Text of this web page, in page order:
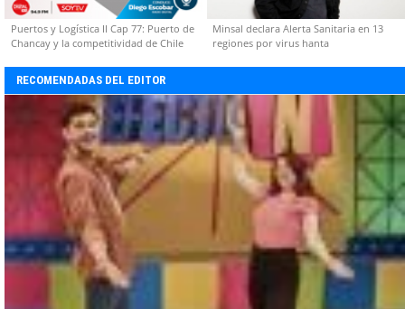
Puertos y Logística II Cap 77: Puerto de
Chancay y la competitividad de Chile
Minsal declara Alerta Sanitaria en 13
regiones por virus hanta
RECOMENDADAS DEL EDITOR